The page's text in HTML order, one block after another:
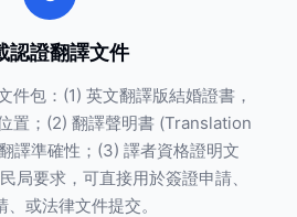
認證翻譯文件
件包：(1) 英文翻譯版結婚證書，
置；(2) 翻譯聲明書 (Translation
譯準確性；(3) 譯者資格證明文
局要求，可直接用於簽證申請、
、或法律文件提交。